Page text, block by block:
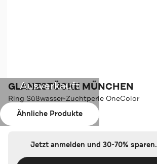
Ausverkauft
Ähnliche Produkte
GLANZSTÜCKE MÜNCHEN
Ring Süßwasser-Zuchtperle OneColor
Farbe:OneColor
Jetzt anmelden und 30-70% sparen.